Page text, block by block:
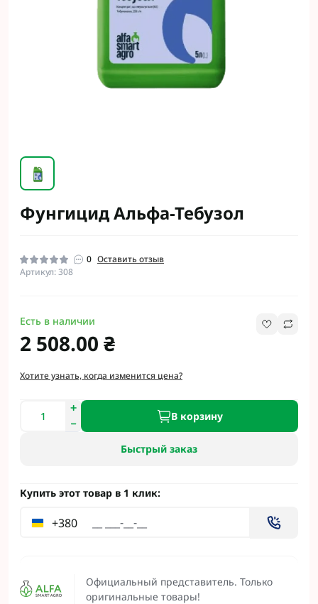
Фунгицид Альфа-Тебузол
0 Оставить отзыв
Артикул: 308
Официальный представитель. Только
оригинальные товары!
Есть в наличии
2 508.00 ₴
Хотите узнать, когда изменится цена?
В корзину
Быстрый заказ
Купить этот товар в 1 клик:
+380